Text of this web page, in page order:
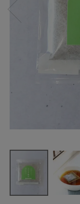
ナチュラル服
ファッション雑貨